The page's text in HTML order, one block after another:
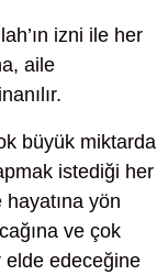
izni ile her
aile
büyük miktarda
istediği her
yön
ve çok
elde edeceğine